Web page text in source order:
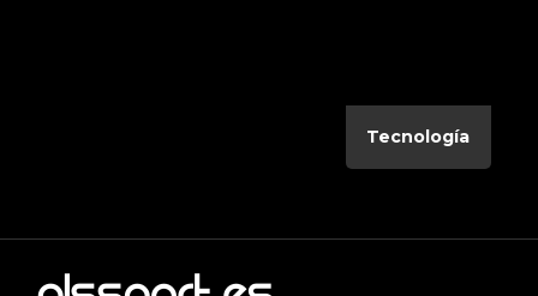
Tecnología